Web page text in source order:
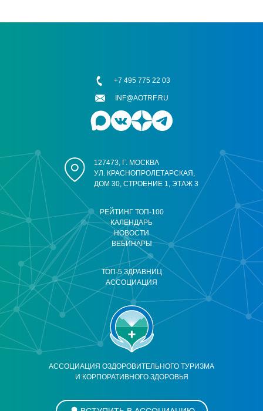
АССОЦИАЦИЯ ОЗДОРОВИТЕЛЬНОГО ТУРИЗМА
И КОРПОРАТИВНОГО ЗДОРОВЬЯ
РЕЙТИНГ ТОП-100
КАЛЕНДАРЬ
НОВОСТИ
ВЕБИНАРЫ
ТОП-5 ЗДРАВНИЦ
АССОЦИАЦИЯ
127473, Г. МОСКВА
УЛ. КРАСНОПРОЛЕТАРСКАЯ,
ДОМ 30, СТРОЕНИЕ 1, ЭТАЖ 3
+7 495 775 22 03
INF@AOTRF.RU